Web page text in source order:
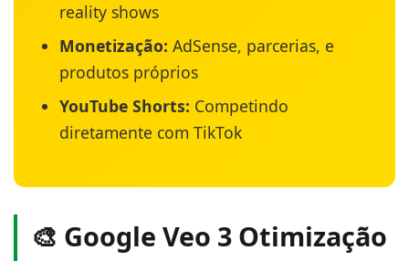
reality shows
Monetização: AdSense, parcerias, e
produtos próprios
YouTube Shorts: Competindo
diretamente com TikTok
🎨 Google Veo 3 Otimização